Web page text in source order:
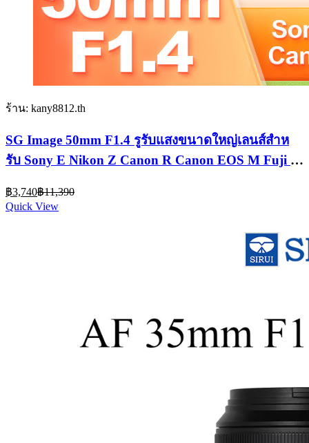
ร้าน: kany8812.th
SG Image 50mm F1.4 รูรับแสงขนาดใหญ่เลนส์สําห
รับ Sony E Nikon Z Canon R Canon EOS M Fuji X
฿3,740Current
price
is:
฿11,390Original
Quick View